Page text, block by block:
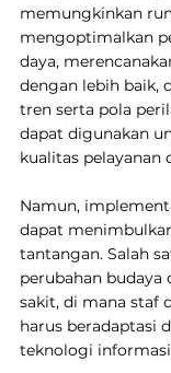
memungkinkan
mengoptimalkan
daya,
dengan lebih baik,
tren serta pola
dapat digunakan
kualitas pelayanan
Namun,
dapat
tantangan. Salah
perubahan
sakit, di mana staf
harus beradaptasi
teknologi